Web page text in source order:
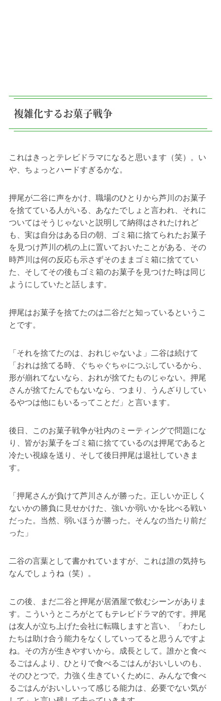
複雑化するお菓子戦争
これはきっとテレビドラマになると思います（笑）。い
や、ちょっとハードすぎるかな。
押尾が二谷に声をかけ、職場のひとりから芦川のお菓子
を捨てている人がいる、あなたでしょと言われ、それに
ついてはそうじゃないと説明して納得はされたけれど
も、実は自分はある日の朝、ゴミ箱に捨てられたお菓子
を見つけ芦川の机の上に置いておいたことがある、その
時芦川は何の反応も示さずそのままゴミ箱に捨ててい
た、そしてその後もゴミ箱のお菓子を見つけた時は同じ
ようにしていたと話します。
押尾はお菓子を捨てたのは二谷だと知っているというこ
とです。
「それを捨てたのは、おれじゃないよ」二谷は続けて
「おれは捨てる時、ぐちゃぐちゃにつぶしているから、
形が崩れてないなら、おれが捨てたものじゃない。押尾
さんが捨てたんでもないなら、つまり、うんざりしてい
るやつは他にもいるってことだ」と言います。
後日、このお菓子戦争が社内のミーティングで問題にな
り、皆がお菓子をゴミ箱に捨てているのは押尾であると
冷たい視線を送り、そして後日押尾は退社していきま
す。
「押尾さんが負けて芦川さんが勝った。正しいか正しく
ないかの勝負に見せかけた、強いか弱いかを比べる戦い
だった。当然、弱いほうが勝った。そんなの当たり前だ
った」
二谷の言葉として書かれていますが、これは誰の気持ち
なんでしょうね（笑）。
この後、まだ二谷と押尾が居酒屋で飲むシーンがありま
す。こういうところがとてもテレビドラマ的です。押尾
は友人が立ち上げた会社に転職しますと言い、「わたし
たちは助け合う能力をなくしていってると思うんですよ
ね。その方が生きやすいから。成長として。誰かと食べ
るごはんより、ひとりで食べるごはんがおいしいのも、
そのひとつで。力強く生きていくために、みんなで食べ
るごはんがおいしいって感じる能力は、必要でない気が